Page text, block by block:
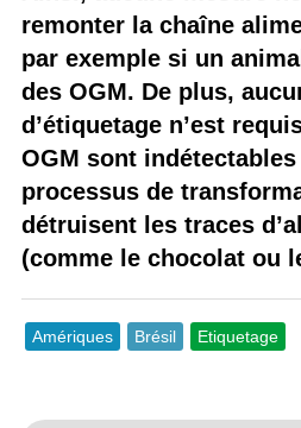
remonter la chaîne
par exemple si un
des OGM. De plus,
d’étiquetage n’est
OGM sont
processus de
détruisent les traces
(comme le chocolat ou
Amériques Brésil Etiquetage